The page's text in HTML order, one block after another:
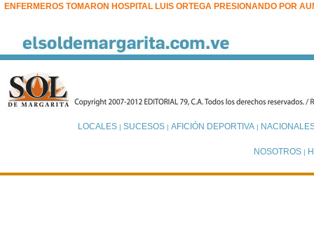
ENFERMEROS TOMARON HOSPITAL LUIS ORTEGA PRESIONANDO POR
LOCALES| SUCESOS| AFICIÓN DEPORTIVA|
NOSOTROS |